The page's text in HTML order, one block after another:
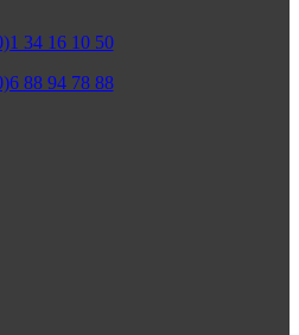
34 16 10 50
88 94 78 88